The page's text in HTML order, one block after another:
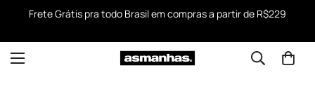
Frete Grátis pra todo Brasil em compras a partir de R$229